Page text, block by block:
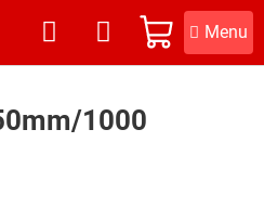
NÁKUPNÍ
KOŠÍK
1000